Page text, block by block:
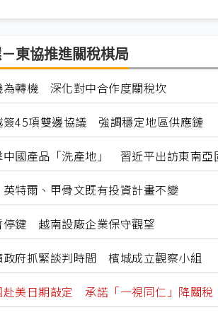
東協推進關稅棋局
為轉機 深化對中合作度關稅坎
簽45項雙邊協議 強調穩定地區供應鏈
中國產品「洗產地」 習近平出訪東南亞
特爾、甲骨文既有投資計畫不變
停鍵 越南設廠企業保守觀望
政府抓緊談判時間 檳城成立觀察小組
赴美日期敲定 承諾「一視同仁」降關稅